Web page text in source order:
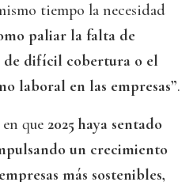
tiempo la necesidad
paliar la falta de
de difícil cobertura o el
laboral en las empresas”.
que 2025 haya sentado
un crecimiento
empresas más sostenibles,